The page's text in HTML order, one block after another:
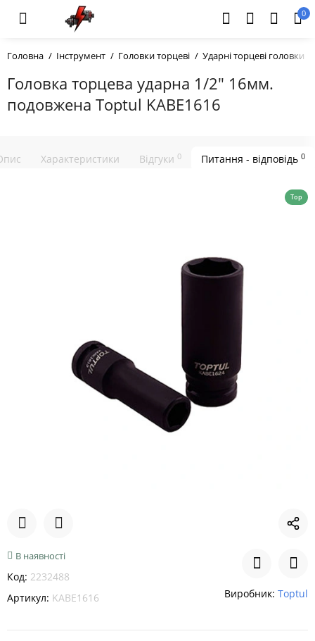
0
Головна Інструмент Головки торцеві Ударні торцеві головки
Головка торцева ударна 1/2" 16мм.
подовжена Toptul KABE1616
Характеристики Відгуки 0 Питання - відповідь 0
Top
В наявності
Код: 2232488
Артикул: KABE1616 Виробник: Toptul